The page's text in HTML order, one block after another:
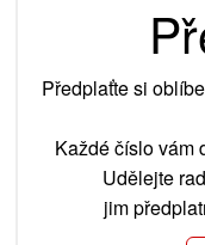
Předplaťte si
Každé číslo vám
Udělejte
jim